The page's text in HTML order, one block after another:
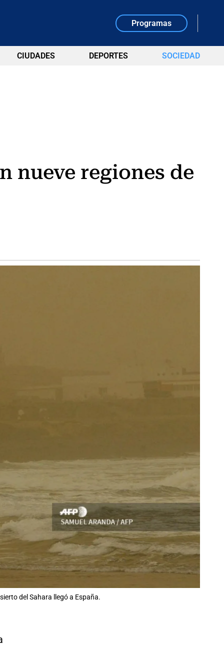
Programas
CIUDADES DEPORTES SOCIEDAD
nueve regiones de
del Sahara llegó a España.